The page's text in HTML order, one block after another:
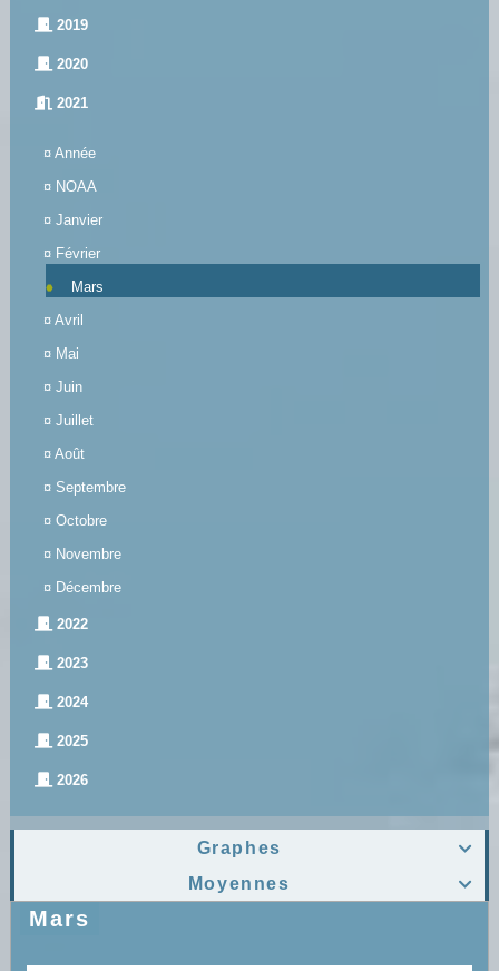
2019
2020
2021
¤ Année
¤ NOAA
¤ Janvier
¤ Février
Mars
¤ Avril
¤ Mai
¤ Juin
¤ Juillet
¤ Août
¤ Septembre
¤ Octobre
¤ Novembre
¤ Décembre
2022
2023
2024
2025
2026

Graphes

Moyennes
Mars